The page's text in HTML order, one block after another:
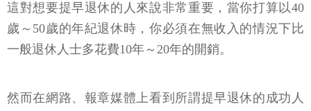
這對想要提早退休的人來說非常重要，當你打算以40
歲～50歲的年紀退休時，你必須在無收入的情況下比
一般退休人士多花費10年～20年的開銷。
然而在網路、報章媒體上看到所謂提早退休的成功人